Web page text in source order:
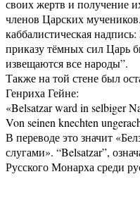
своих жертв и получение
членов Царских
каббалистическая
приказу тёмных сил Царь
извещаются все народы”.
Также на той стене был
Генриха Гейне:
«Belsatzar ward in selbiger
Von seinen knechten
В переводе это значит
слугами». “Belsatzar”,
Русского Монарха среди